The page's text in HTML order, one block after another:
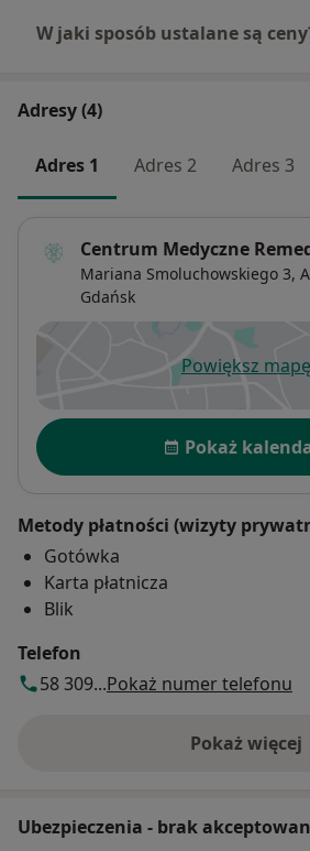
W jaki sposób ustalane są
Adresy (4)
Adres 1 Adres 2 Adres 3
Centrum Medyczne
Mariana Smoluchowskiego 3,
Gdańsk
Powiększ mapę
otwiera
Dostępność
Pokaż
Metody płatności (wizyty
Gotówka
Karta płatnicza
Blik
Telefon
58 309...Pokaż numer telefonu
Pokaż więcej
o
Ubezpieczenia - brak